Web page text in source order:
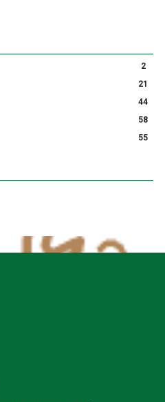
2
21
44
58
55